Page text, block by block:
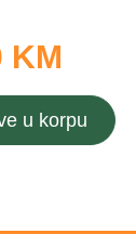
KM
u korpu